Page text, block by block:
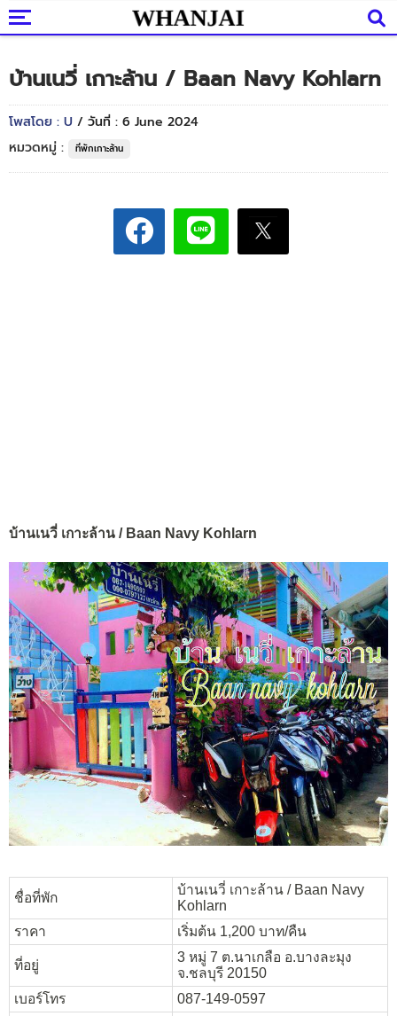
บ้านเนวี่ เกาะล้าน / Baan Navy Kohlarn
โพสโดย : U / วันที่ : 6 June 2024
หมวดหมู่ :
ที่พักเกาะล้าน
บ้านเนวี่ เกาะล้าน / Baan Navy Kohlarn
ชื่อที่พัก
บ้านเนวี่ เกาะล้าน / Baan Navy
Kohlarn
ราคา
เริ่มต้น 1,200 บาท/คืน
ที่อยู่
3 หมู่ 7 ต.นาเกลือ อ.บางละมุง
จ.ชลบุรี 20150
เบอร์โทร
087-149-0597